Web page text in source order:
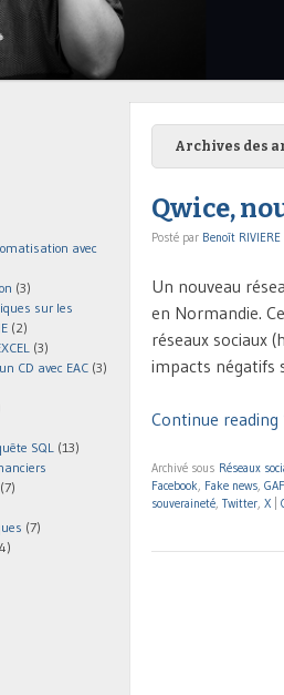
Archives des
Qwice,
Posté par Benoît RIVIERE
Un nouveau
en Normandie.
réseaux sociaux
impacts négatifs
Continue reading
Archivé sous Réseaux
Facebook, Fake news,
souveraineté, Twitter, X
avec
(3)
sur les
(2)
(3)
CD avec EAC (3)
SQL (13)
(7)
(7)